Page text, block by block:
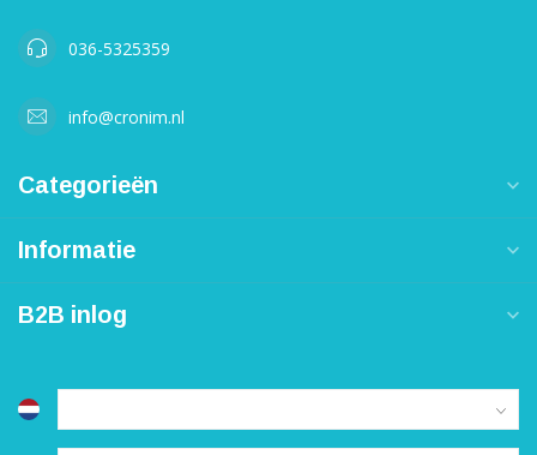
036-5325359
info@cronim.nl
Categorieën
Informatie
B2B inlog